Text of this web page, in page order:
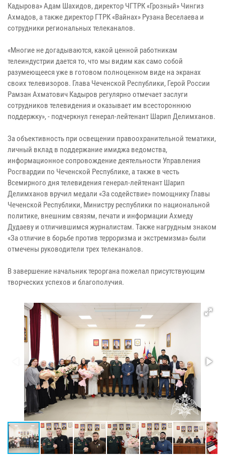
Кадырова» Адам Шахидов, директор ЧГТРК «Грозный» Чингиз
Ахмадов, а также директор ГТРК «Вайнах» Рузана Веселаева и
сотрудники региональных телеканалов.
«Многие не догадываются, какой ценной работникам
телеиндустрии дается то, что мы видим как само собой
разумеющееся уже в готовом полноценном виде на экранах
своих телевизоров. Глава Чеченской Республики, Герой России
Рамзан Ахматович Кадыров регулярно отмечает заслуги
сотрудников телевидения и оказывает им всестороннюю
поддержку», - подчеркнул генерал-лейтенант Шарип Делимханов.
За объективность при освещении правоохранительной тематики,
личный вклад в поддержание имиджа ведомства,
информационное сопровождение деятельности Управления
Росгвардии по Чеченской Республике, а также в честь
Всемирного дня телевидения генерал-лейтенант Шарип
Делимханов вручил медали «За содействие» помощнику Главы
Чеченской Республики, Министру республики по национальной
политике, внешним связям, печати и информации Ахмеду
Дудаеву и отличившимся журналистам. Также нагрудным знаком
«За отличие в борьбе против терроризма и экстремизма» были
отмечены руководители трех телеканалов.
В завершение начальник тероргана пожелал присутствующим
творческих успехов и благополучия.